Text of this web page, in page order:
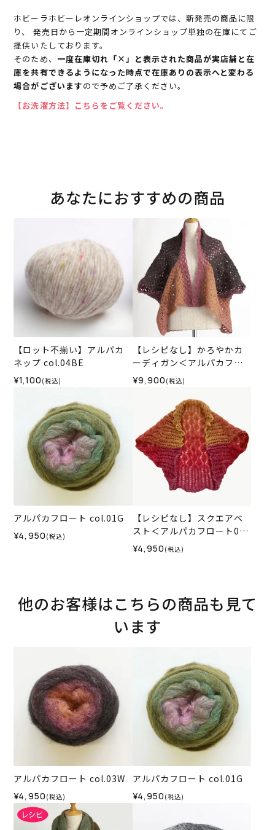
ホビーラホビーレオンラインショップでは、新発売の商品に限
り、 発売日から一定期間オンラインショップ単独の在庫にてご
提供いたしております。
そのため、 一度在庫切れ「×」と表示された商品が実店舗と在
庫を共有できるようになった時点で在庫ありの表示へと変わる
場合がございますので予めご了承ください。
【お洗濯方法】こちらをご覧ください。
あなたにおすすめの商品
【ロット不揃い】アルパカ
ネップ col.04BE
¥1,100 (税込)
【レシピなし】かろやかカ
ーディガン＜アルパカフロ
ート04P＞（編み物 材料セ
ット）
¥9,900 (税込)
アルパカフロート col.01G
¥4,950 (税込)
【レシピなし】スクエアベ
スト＜アルパカフロート04P
＞（編み物 材料セット）
¥4,950 (税込)
他のお客様はこちらの商品も見て
います
アルパカフロート col.03W
¥4,950 (税込)
アルパカフロート col.01G
¥4,950 (税込)